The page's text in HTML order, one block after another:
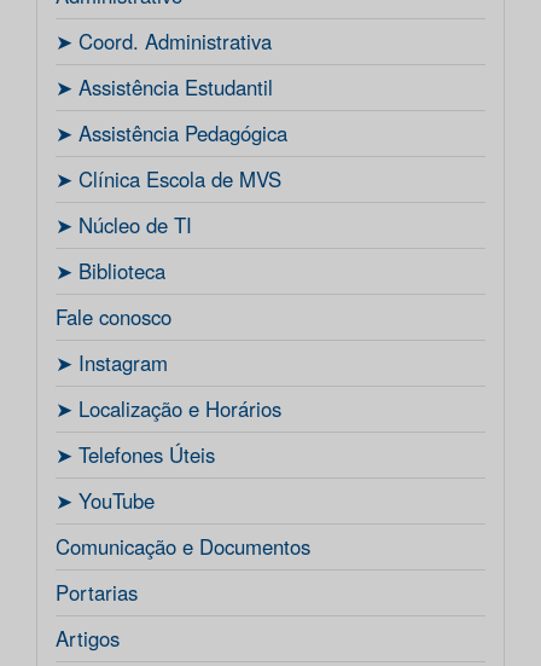
ㅤ➤ Coord. Administrativa
ㅤ➤ Assistência Estudantil
ㅤ➤ Assistência Pedagógica
ㅤ➤ Clínica Escola de MVS
ㅤ➤ Núcleo de TI
ㅤ➤ Biblioteca
Fale conosco
ㅤ➤ Instagram
ㅤ➤ Localização e Horários
ㅤ➤ Telefones Úteis
ㅤ➤ YouTube
Comunicação e Documentos
Portarias
Artigos